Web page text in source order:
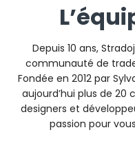
Depuis 10 ans,
communauté de
Fondée en 2012 par
aujourd’hui plus de 20
designers et
passion pour